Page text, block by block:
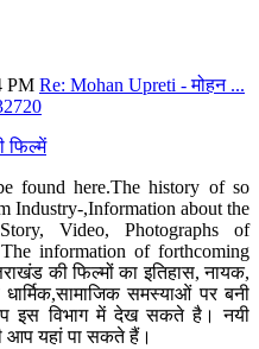
PM Re: Mohan Upreti - मोहन ...
फिल्में
found here.The history of so
Industry-,Information about the
Video, Photographs of
information of forthcoming
की फिल्मों का इतिहास, नायक,
समस्याओं पर बनी
इस विभाग में देख सकते है। नयी
आप यहां पा सकते हैं।